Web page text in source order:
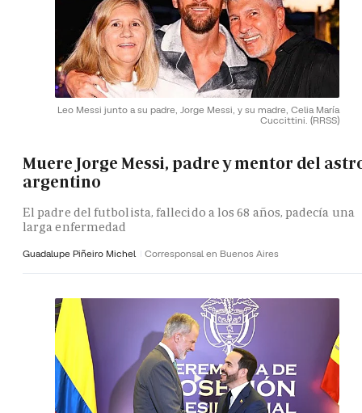
Leo Messi junto a su padre, Jorge Messi, y su madre, Celia María
Cuccittini. (RRSS)
Muere Jorge Messi, padre y mentor del
argentino
El padre del futbolista, fallecido a los 68 años, padecía una
larga enfermedad
Guadalupe Piñeiro Michel Corresponsal en Buenos Aires